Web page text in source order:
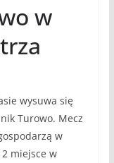
w
wysuwa się
Turowo. Mecz
w
miejsce w